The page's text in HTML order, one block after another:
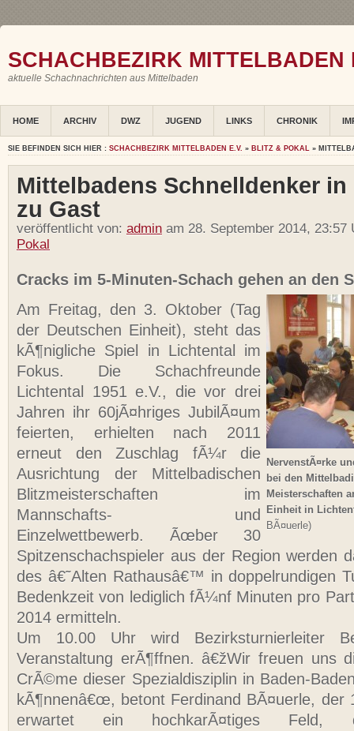
SCHACHBEZIRK MITTELBADEN
aktuelle Schachnachrichten aus Mittelbaden
HOME ARCHIV DWZ JUGEND LINKS CHRONIK
SIE BEFINDEN SICH HIER : SCHACHBEZIRK MITTELBADEN E.V. » BLITZ & POKAL »
Mittelbadens Schnelldenker
zu Gast
veröffentlicht von: admin am 28. September 2014,
Pokal
Cracks im 5-Minuten-Schach gehen an den
NervenstÃ¤rke
bei den
Meisterschaften
Einheit in
BÃ¤uerle)
Am Freitag, den 3. Oktober (Tag
der Deutschen Einheit), steht das
kÃ¶nigliche Spiel in Lichtental im
Fokus. Die Schachfreunde
Lichtental 1951 e.V., die vor drei
Jahren ihr 60jÃ¤hriges JubilÃ¤um
feierten, erhielten nach 2011
erneut den Zuschlag fÃ¼r die
Ausrichtung der Mittelbadischen
Blitzmeisterschaften im
Mannschafts- und
Einzelwettbewerb. Ãœber 30
Spitzenschachspieler aus der Region werden
des â€˜Alten Rathausâ€™ in doppelrundigen
Bedenkzeit von lediglich fÃ¼nf Minuten pro
2014 ermitteln.
Um 10.00 Uhr wird Bezirksturnierleiter
Veranstaltung erÃ¶ffnen. â€žWir freuen uns
CrÃ©me dieser Spezialdisziplin in Baden-
kÃ¶nnenâ€œ, betont Ferdinand BÃ¤uerle, der
erwartet ein hochkarÃ¤tiges